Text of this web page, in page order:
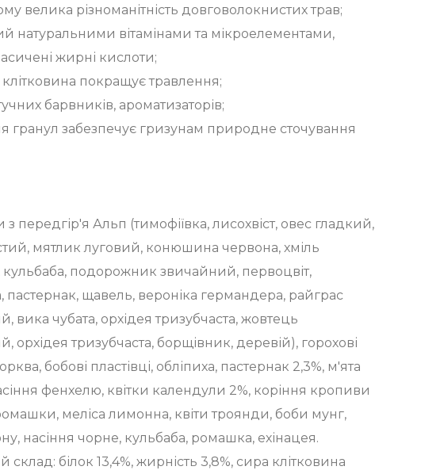
велика різноманітність довговолокнистих трав;
натуральними вітамінами та мікроелементами,
жирні кислоти;
покращує травлення;
барвників, ароматизаторів;
гранул забезпечує гризунам природне сточування
з передгір'я Альп (тимофіївка, лисохвіст, овес гладкий,
мятлик луговий, конюшина червона, хміль
подорожник звичайний, первоцвіт,
пастернак, щавель, вероніка германдера, райграс
вика чубата, орхідея тризубчаста, жовтець
орхідея тризубчаста, борщівник, деревій), горохові
бобові пластівці, обліпиха, пастернак 2,3%, м'ята
фенхелю, квітки календули 2%, коріння кропиви
меліса лимонна, квіти троянди, боби мунг,
насіння чорне, кульбаба, ромашка, ехінацея.
склад: білок 13,4%, жирність 3,8%, сира клітковина